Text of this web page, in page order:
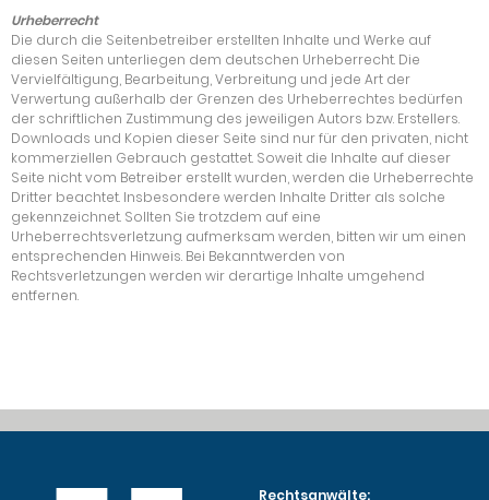
Urheberrecht
Die durch die Seitenbetreiber erstellten Inhalte und Werke auf
diesen Seiten unterliegen dem deutschen Urheberrecht. Die
Vervielfältigung, Bearbeitung, Verbreitung und jede Art der
Verwertung außerhalb der Grenzen des Urheberrechtes bedürfen
der schriftlichen Zustimmung des jeweiligen Autors bzw. Erstellers.
Downloads und Kopien dieser Seite sind nur für den privaten, nicht
kommerziellen Gebrauch gestattet. Soweit die Inhalte auf dieser
Seite nicht vom Betreiber erstellt wurden, werden die Urheberrechte
Dritter beachtet. Insbesondere werden Inhalte Dritter als solche
gekennzeichnet. Sollten Sie trotzdem auf eine
Urheberrechtsverletzung aufmerksam werden, bitten wir um einen
entsprechenden Hinweis. Bei Bekanntwerden von
Rechtsverletzungen werden wir derartige Inhalte umgehend
entfernen.
Rechtsanwälte: